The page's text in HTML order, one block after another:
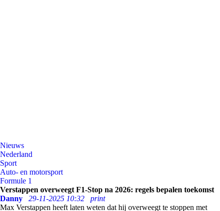
Nieuws
Nederland
Sport
Auto- en motorsport
Formule 1
Verstappen overweegt F1-Stop na 2026: regels bepalen toekomst
Danny
29-11-2025 10:32
print
Max Verstappen heeft laten weten dat hij overweegt te stoppen met